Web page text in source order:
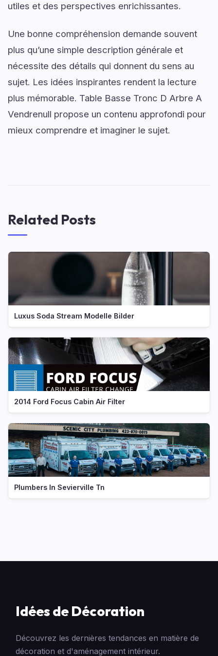
utiles et des perspectives enrichissantes.
Une bonne compréhension demande souvent
plus qu’une simple description générale et
nécessite des détails qui donnent du sens au
sujet. Les idées inspirantes rendent la lecture
plus mémorable. Table Basse Tronc D Arbre A
Vendrenull propose un contenu approfondi pour
mieux comprendre et imaginer le sujet.
Related Posts
Luxus Soda Stream Modelle Bilder
2014 Ford Focus Cabin Air Filter
Plumbers In Sevierville Tn
Idées de Décoration
Découvrez les dernières tendances en matière de
décoration et d'aménagement intérieur.